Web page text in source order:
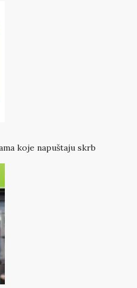
koje napuštaju skrb